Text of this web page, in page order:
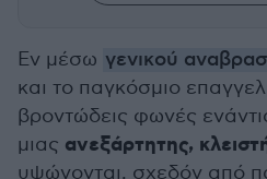
Εν μέσω γενικού
και το παγκόσμιο
βροντώδεις φωνές
μιας ανεξάρτητης,
υψώνονται, σχεδόν από